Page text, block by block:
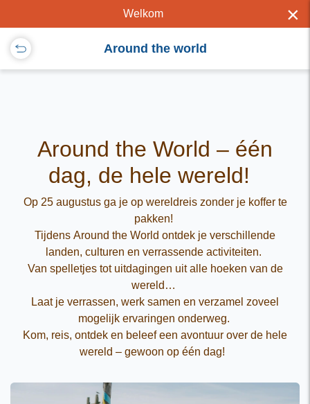
Welkom ×
Around the world
Around the World – één
dag, de hele wereld!
Op 25 augustus ga je op wereldreis zonder je koffer te
pakken!
Tijdens Around the World ontdek je verschillende
landen, culturen en verrassende activiteiten.
Van spelletjes tot uitdagingen uit alle hoeken van de
wereld…
Laat je verrassen, werk samen en verzamel zoveel
mogelijk ervaringen onderweg.
Kom, reis, ontdek en beleef een avontuur over de hele
wereld – gewoon op één dag!